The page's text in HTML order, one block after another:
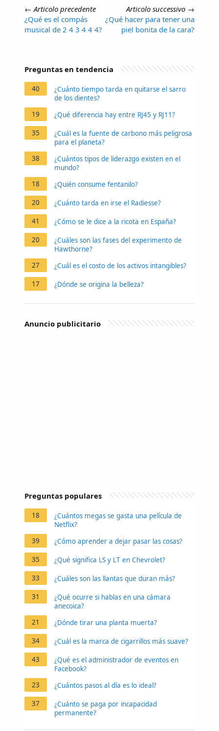
← Articolo precedente
¿Qué es el compás
musical de 2 4 3 4 4 4?
Articolo successivo →
¿Qué hacer para tener una
piel bonita de la cara?
Preguntas en tendencia
40
¿Cuánto tiempo tarda en quitarse el sarro
de los dientes?
19
¿Qué diferencia hay entre RJ45 y RJ11?
35
¿Cuál es la fuente de carbono más peligrosa
para el planeta?
38
¿Cuántos tipos de liderazgo existen en el
mundo?
18
¿Quién consume fentanilo?
20 ¿Cuánto tarda en irse el Radiesse?
41 ¿Cómo se le dice a la ricota en España?
20
¿Cuáles son las fases del experimento de
Hawthorne?
27
¿Cuál es el costo de los activos intangibles?
17 ¿Dónde se origina la belleza?
Anuncio publicitario
Preguntas populares
18
¿Cuántos megas se gasta una película de
Netflix?
39
¿Cómo aprender a dejar pasar las cosas?
35 ¿Qué significa LS y LT en Chevrolet?
33 ¿Cuáles son las llantas que duran más?
31
¿Qué ocurre si hablas en una cámara
anecoica?
21
¿Dónde tirar una planta muerta?
34 ¿Cuál es la marca de cigarrillos más suave?
43
¿Qué es el administrador de eventos en
Facebook?
23
¿Cuántos pasos al día es lo ideal?
37
¿Cuánto se paga por incapacidad
permanente?